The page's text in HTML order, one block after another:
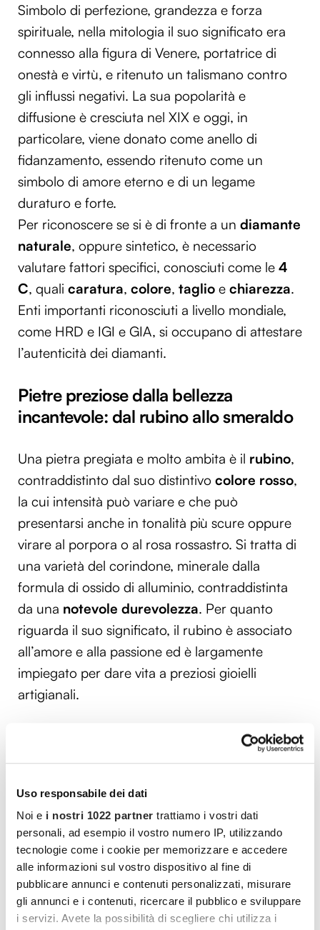
Uso responsabile dei dati
Noi e i nostri 1022 partner trattiamo i vostri dati
personali, ad esempio il vostro numero IP, utilizzando
tecnologie come i cookie per memorizzare e accedere
alle informazioni sul vostro dispositivo al fine di
pubblicare annunci e contenuti personalizzati, misurare
gli annunci e i contenuti, ricercare il pubblico e sviluppare
i servizi. Avete la possibilità di scegliere chi utilizza i
Simbolo di perfezione, grandezza e forza
spirituale, nella mitologia il suo significato era
connesso alla figura di Venere, portatrice di
onestà e virtù, e ritenuto un talismano contro
gli influssi negativi. La sua popolarità e
diffusione è cresciuta nel XIX e oggi, in
particolare, viene donato come anello di
fidanzamento, essendo ritenuto come un
simbolo di amore eterno e di un legame
duraturo e forte.
Per riconoscere se si è di fronte a un diamante
naturale, oppure sintetico, è necessario
valutare fattori specifici, conosciuti come le 4
C, quali caratura, colore, taglio e chiarezza.
Enti importanti riconosciuti a livello mondiale,
come HRD e IGI e GIA, si occupano di attestare
l’autenticità dei diamanti.
Pietre preziose dalla bellezza
incantevole: dal rubino allo smeraldo
Una pietra pregiata e molto ambita è il rubino,
contraddistinto dal suo distintivo colore rosso,
la cui intensità può variare e che può
presentarsi anche in tonalità più scure oppure
virare al porpora o al rosa rossastro. Si tratta di
una varietà del corindone, minerale dalla
formula di ossido di alluminio, contraddistinta
da una notevole durevolezza. Per quanto
riguarda il suo significato, il rubino è associato
all’amore e alla passione ed è largamente
impiegato per dare vita a preziosi gioielli
artigianali.
Altra gemma spettacolare e di grande pregio è
, che affascina fin dai tempi remoti
caratteristicoverde intenso
presentare delle inclusioni, chiamate “giardini”,
visibili a occhio nudo. Raro e dalla notevole
durezza, lo smeraldo è simbolo di fedeltà,
amore puro, speranza, abbondanza e
rinnovamento: impiegato soprattutto in
gioielleria, il suo valore dipende dalla